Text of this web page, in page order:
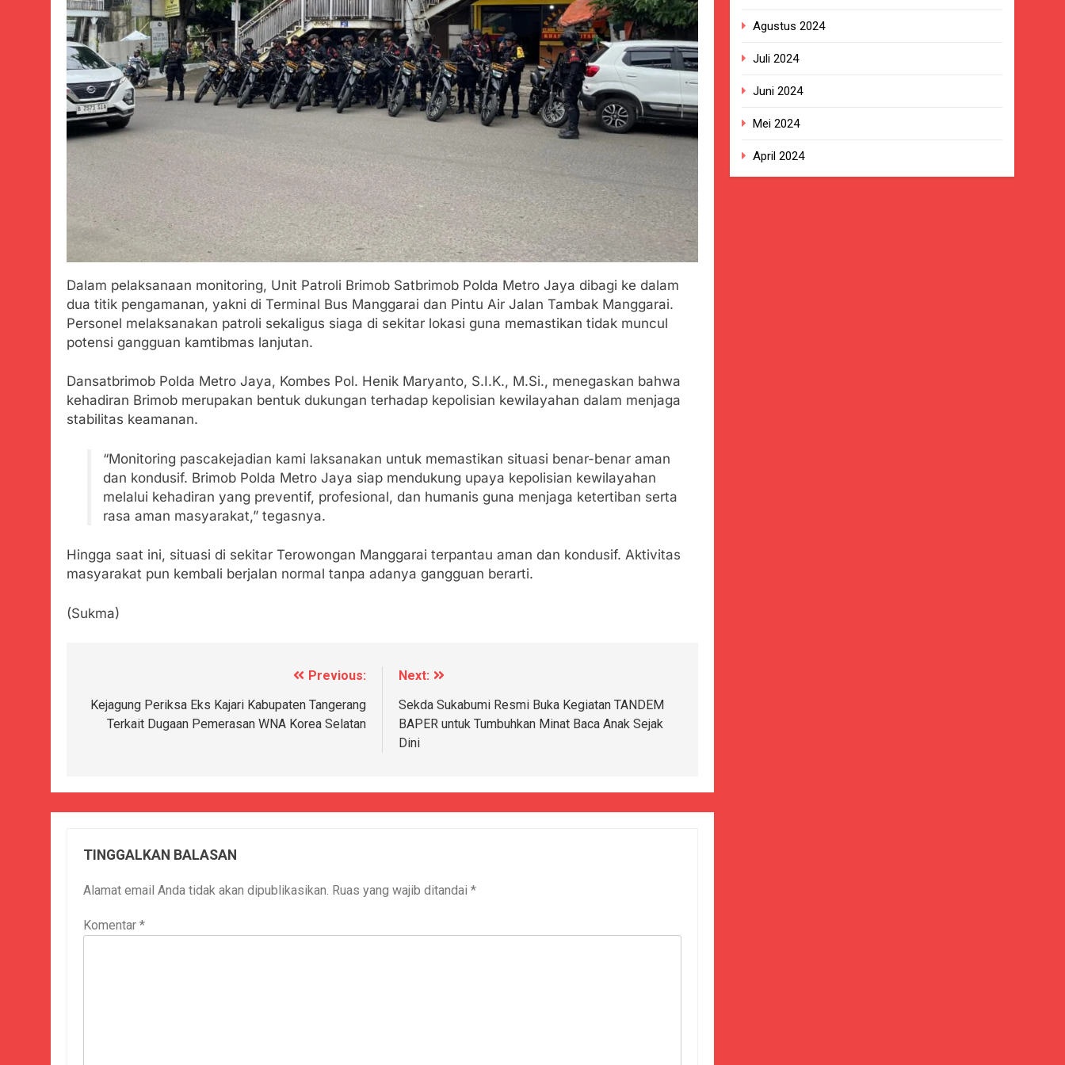
Dalam pelaksanaan monitoring, Unit Patroli Brimob Satbrimob Polda Metro Jaya dibagi ke dalam
dua titik pengamanan, yakni di Terminal Bus Manggarai dan Pintu Air Jalan Tambak Manggarai.
Personel melaksanakan patroli sekaligus siaga di sekitar lokasi guna memastikan tidak muncul
potensi gangguan kamtibmas lanjutan.
Dansatbrimob Polda Metro Jaya, Kombes Pol. Henik Maryanto, S.I.K., M.Si., menegaskan bahwa
kehadiran Brimob merupakan bentuk dukungan terhadap kepolisian kewilayahan dalam menjaga
stabilitas keamanan.
“Monitoring pascakejadian kami laksanakan untuk memastikan situasi benar-benar aman
dan kondusif. Brimob Polda Metro Jaya siap mendukung upaya kepolisian kewilayahan
melalui kehadiran yang preventif, profesional, dan humanis guna menjaga ketertiban serta
rasa aman masyarakat,” tegasnya.
Hingga saat ini, situasi di sekitar Terowongan Manggarai terpantau aman dan kondusif. Aktivitas
masyarakat pun kembali berjalan normal tanpa adanya gangguan berarti.
(Sukma)
pos
Previous:
Kejagung Periksa Eks Kajari Kabupaten Tangerang
Terkait Dugaan Pemerasan WNA Korea Selatan
Next:
Sekda Sukabumi Resmi Buka Kegiatan TANDEM
BAPER untuk Tumbuhkan Minat Baca Anak Sejak
Dini
TINGGALKAN BALASAN
Alamat email Anda tidak akan dipublikasikan. Ruas yang wajib ditandai *
Komentar *
Agustus 2024
Juli 2024
Juni 2024
Mei 2024
April 2024